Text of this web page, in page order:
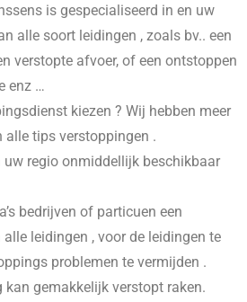
is gespecialiseerd in en uw
alle soort leidingen , zoals bv.. een
verstopte afvoer, of een ontstoppen
enz …
kiezen ? Wij hebben meer
tips verstoppingen .
uw regio onmiddellijk beschikbaar
bedrijven of particuen een
leidingen , voor de leidingen te
problemen te vermijden .
gemakkelijk verstopt raken.